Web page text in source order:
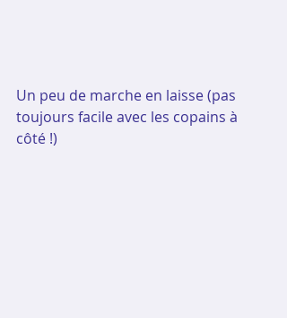
Un peu de marche en laisse (pas
toujours facile avec les copains à
côté !)